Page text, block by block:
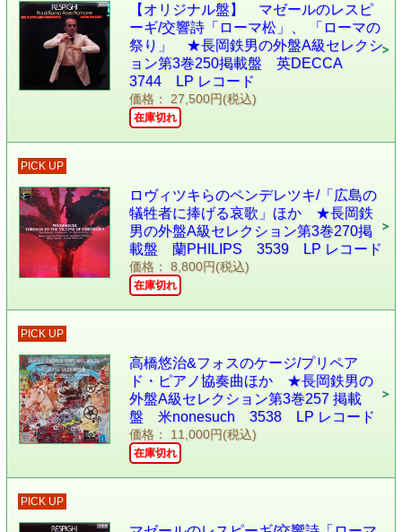
【オリジナル盤】 マゼールのレスピ
ーギ/交響詩「ローマ松」、 「ローマの
祭り」 ★長岡鉄男の外盤A級セレクシ
ョン第3巻250掲載盤 英DECCA
3744 LP レコード
価格： 27,500円(税込)
在庫切れ
PICK UP
ロヴィツキらのペンデレツキ/「広島の
犠牲者に捧げる哀歌」ほか ★長岡鉄
男の外盤A級セレクション第3巻270掲
載盤 蘭PHILIPS 3539 LP レコード
価格： 8,800円(税込)
在庫切れ
PICK UP
高橋悠治&フォスのケージ/プリペア
ド・ピアノ協奏曲ほか ★長岡鉄男の
外盤A級セレクション第3巻257 掲載
盤 米nonesuch 3538 LP レコード
価格： 11,000円(税込)
在庫切れ
PICK UP